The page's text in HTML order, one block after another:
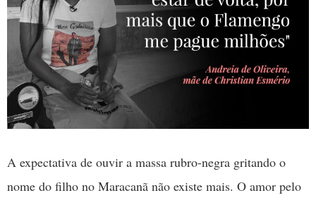
A expectativa de ouvir a massa rubro-negra gritando o
nome do filho no Maracanã não existe mais. O amor pelo